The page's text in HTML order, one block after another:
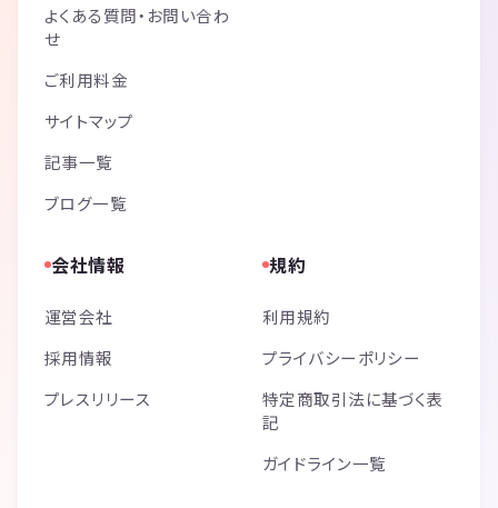
よくある質問・お問い合わ
せ
ご利用料金
サイトマップ
記事一覧
ブログ一覧
会社情報
運営会社
採用情報
プレスリリース
規約
利用規約
プライバシーポリシー
特定商取引法に基づく表
記
ガイドライン一覧